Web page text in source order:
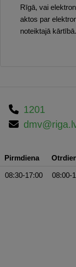
Rīgā, vai
aktos par
noteiktajā kārtībā.
1201
Pirmdiena
08:30-17:00 08:00-